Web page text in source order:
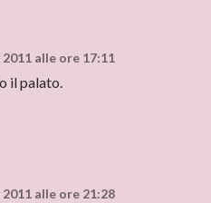
2011 alle ore 17:11
il palato.
2011 alle ore 21:28